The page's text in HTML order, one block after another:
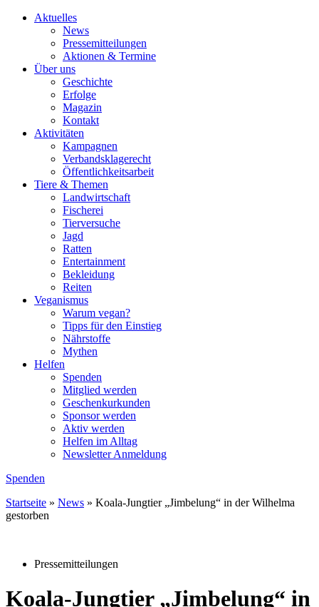
Aktuelles
News
Pressemitteilungen
Aktionen & Termine
Über uns
Geschichte
Erfolge
Magazin
Kontakt
Aktivitäten
Kampagnen
Verbandsklagerecht
Öffentlichkeitsarbeit
Tiere & Themen
Landwirtschaft
Fischerei
Tierversuche
Jagd
Ratten
Entertainment
Bekleidung
Reiten
Veganismus
Warum vegan?
Tipps für den Einstieg
Nährstoffe
Mythen
Helfen
Spenden
Mitglied werden
Geschenkurkunden
Sponsor werden
Aktiv werden
Helfen im Alltag
Newsletter Anmeldung
Spenden
Startseite » News » Koala-Jungtier „Jimbelung“ in der Wilhelma
gestorben
Pressemitteilungen
Koala-Jungtier „Jimbelung“ in